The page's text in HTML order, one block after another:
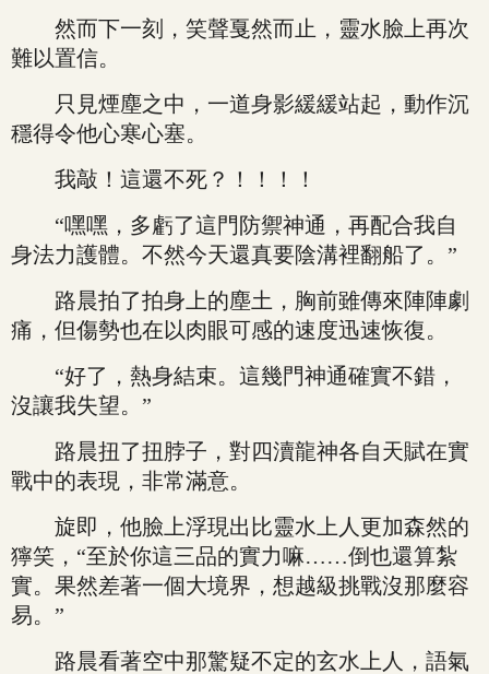
然而下一刻，笑聲戛然而止，靈水臉上再次
難以置信。
只見煙塵之中，一道身影緩緩站起，動作沉
穩得令他心寒心塞。
我敲！這還不死？！！！！
“嘿嘿，多虧了這門防禦神通，再配合我自
身法力護體。不然今天還真要陰溝裡翻船了。”
路晨拍了拍身上的塵土，胸前雖傳來陣陣劇
痛，但傷勢也在以肉眼可感的速度迅速恢復。
“好了，熱身結束。這幾門神通確實不錯，
沒讓我失望。”
路晨扭了扭脖子，對四瀆龍神各自天賦在實
戰中的表現，非常滿意。
旋即，他臉上浮現出比靈水上人更加森然的
獰笑，“至於你這三品的實力嘛……倒也還算紮
實。果然差著一個大境界，想越級挑戰沒那麼容
易。”
路晨看著空中那驚疑不定的玄水上人，語氣